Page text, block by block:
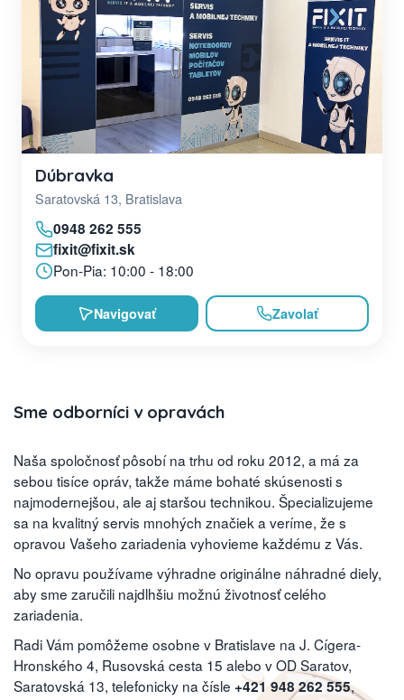
Dúbravka
Saratovská 13, Bratislava
0948 262 555
fixit@fixit.sk
Pon-Pia: 10:00 - 18:00
Navigovať Zavolať
Sme odborníci v opravách
Naša spoločnosť pôsobí na trhu od roku 2012, a má za
sebou tisíce opráv, takže máme bohaté skúsenosti s
najmodernejšou, ale aj staršou technikou. Špecializujeme
sa na kvalitný servis mnohých značiek a veríme, že s
opravou Vašeho zariadenia vyhovieme každému z Vás.
No opravu používame výhradne originálne náhradné diely,
aby sme zaručili najdlhšiu možnú životnosť celého
zariadenia.
Radi Vám pomôžeme osobne v Bratislave na J. Cígera-
Hronského 4, Rusovská cesta 15 alebo v OD Saratov,
Saratovská 13, telefonicky na čísle +421 948 262 555,